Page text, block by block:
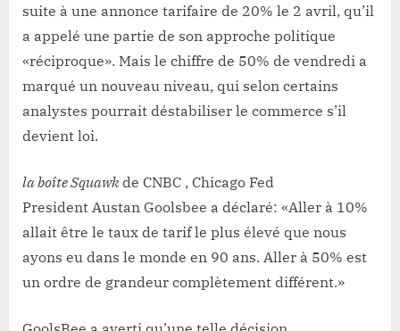
suite à une annonce tarifaire de 20% le 2 avril, qu’il
a appelé une partie de son approche politique
«réciproque». Mais le chiffre de 50% de vendredi a
marqué un nouveau niveau, qui selon certains
analystes pourrait déstabiliser le commerce s’il
devient loi.
la boîte Squawkde CNBC , Chicago Fed
President Austan Goolsbee a déclaré: «Aller à 10%
allait être le taux de tarif le plus élevé que nous
ayons eu dans le monde en 90 ans. Aller à 50% est
un ordre de grandeur complètement différent.»